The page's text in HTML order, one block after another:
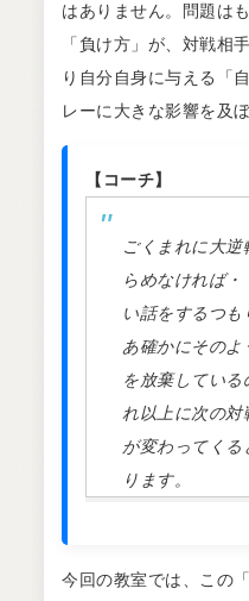
はありません。問題は
「負け方」が、対戦相
り自分自身に与える「
レーに大きな影響を及
【コーチ】
ごくまれに大逆
らめなければ
い話をするつも
あ確かにそのよ
を放棄してい
れ以上に次の対
が変わってくる
ります。
今回の教室では、この